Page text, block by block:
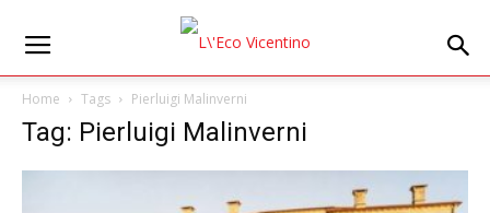
Home Tags Pierluigi Malinverni
Tag: Pierluigi Malinverni